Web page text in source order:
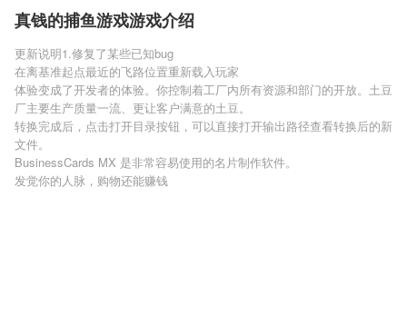
真钱的捕鱼游戏游戏介绍
更新说明1.修复了某些已知bug
在离基准起点最近的飞路位置重新载入玩家
体验变成了开发者的体验。你控制着工厂内所有资源和部门的开放。土豆
厂主要生产质量一流、更让客户满意的土豆。
转换完成后，点击打开目录按钮，可以直接打开输出路径查看转换后的新
文件。
BusinessCards MX 是非常容易使用的名片制作软件。
发觉你的人脉，购物还能赚钱